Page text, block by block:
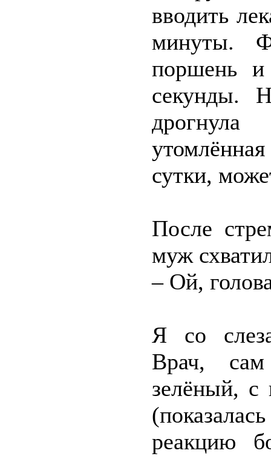
вводить
минуты.
поршень
секунды.
дрогнула
сутки,
После
муж
– Ой,
Я со
Врач,
зелёный, с
реакцию